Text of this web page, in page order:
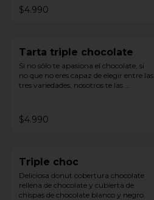
$4.990
Tarta triple chocolate
Si no sólo te apasiona el chocolate, si
no que no eres capaz de elegir entre las
tres variedades, nosotros te las
crema de cacao negro, de cacao con
leche y blanca.
$4.990
Triple choc
Deliciosa donut cobertura chocolate
rellena de chocolate y cubierta de
chispas de chocolate blanco y negro.